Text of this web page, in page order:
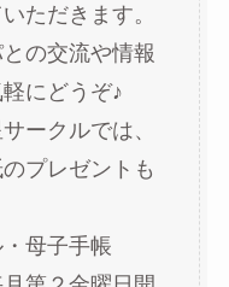
ただきます。
の交流や情報
にどうぞ♪
ークルでは、
プレゼントも
母子手帳